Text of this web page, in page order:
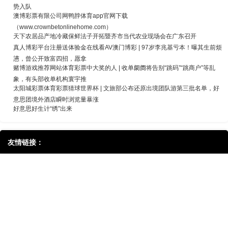
势入队
澳博彩票有限公司网鸭脖体育app官网下载
（www.crownbetonlinehome.com）
天下农居品产地冷藏保鲜法子开拓暨齐市当代农业现场会在广东召开
真人博彩平台注册送体验金在线看AV澳门博彩 | 97岁李兆基亏本！曝其生前烦
懑，曾公开致富四招，愿拿
赌博游戏推荐网站体育彩票中大奖的人 | 收单阛阓将告别“跳码”“跳商户”等乱
象，有头部收单机构寰宇推
太阳城彩票体育彩票猜球世界杯 | 文旅部公布还原出境团队游第三批名单，好
意思团境外酒店瞬时浏览量暴涨
好意思好生计“绣”出来
友情链接：